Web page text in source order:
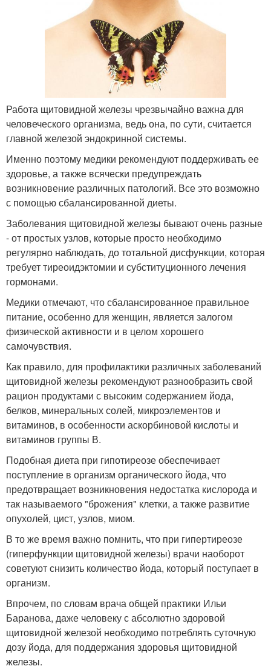
Работа щитовидной железы чрезвычайно важна для
человеческого организма, ведь она, по сути, считается
главной железой эндокринной системы.
Именно поэтому медики рекомендуют поддерживать ее
здоровье, а также всячески предупреждать
возникновение различных патологий. Все это возможно
с помощью сбалансированной диеты.
Заболевания щитовидной железы бывают очень разные
- от простых узлов, которые просто необходимо
регулярно наблюдать, до тотальной дисфункции, которая
требует тиреоидэктомии и субституционного лечения
гормонами.
Медики отмечают, что сбалансированное правильное
питание, особенно для женщин, является залогом
физической активности и в целом хорошего
самочувствия.
Как правило, для профилактики различных заболеваний
щитовидной железы рекомендуют разнообразить свой
рацион продуктами с высоким содержанием йода,
белков, минеральных солей, микроэлементов и
витаминов, в особенности аскорбиновой кислоты и
витаминов группы В.
Подобная диета при гипотиреозе обеспечивает
поступление в организм органического йода, что
предотвращает возникновения недостатка кислорода и
так называемого "брожения" клетки, а также развитие
опухолей, цист, узлов, миом.
В то же время важно помнить, что при гипертиреозе
(гиперфункции щитовидной железы) врачи наоборот
советуют снизить количество йода, который поступает в
организм.
Впрочем, по словам врача общей практики Ильи
Баранова, даже человеку с абсолютно здоровой
щитовидной железой необходимо потреблять суточную
дозу йода, для поддержания здоровья щитовидной
железы.